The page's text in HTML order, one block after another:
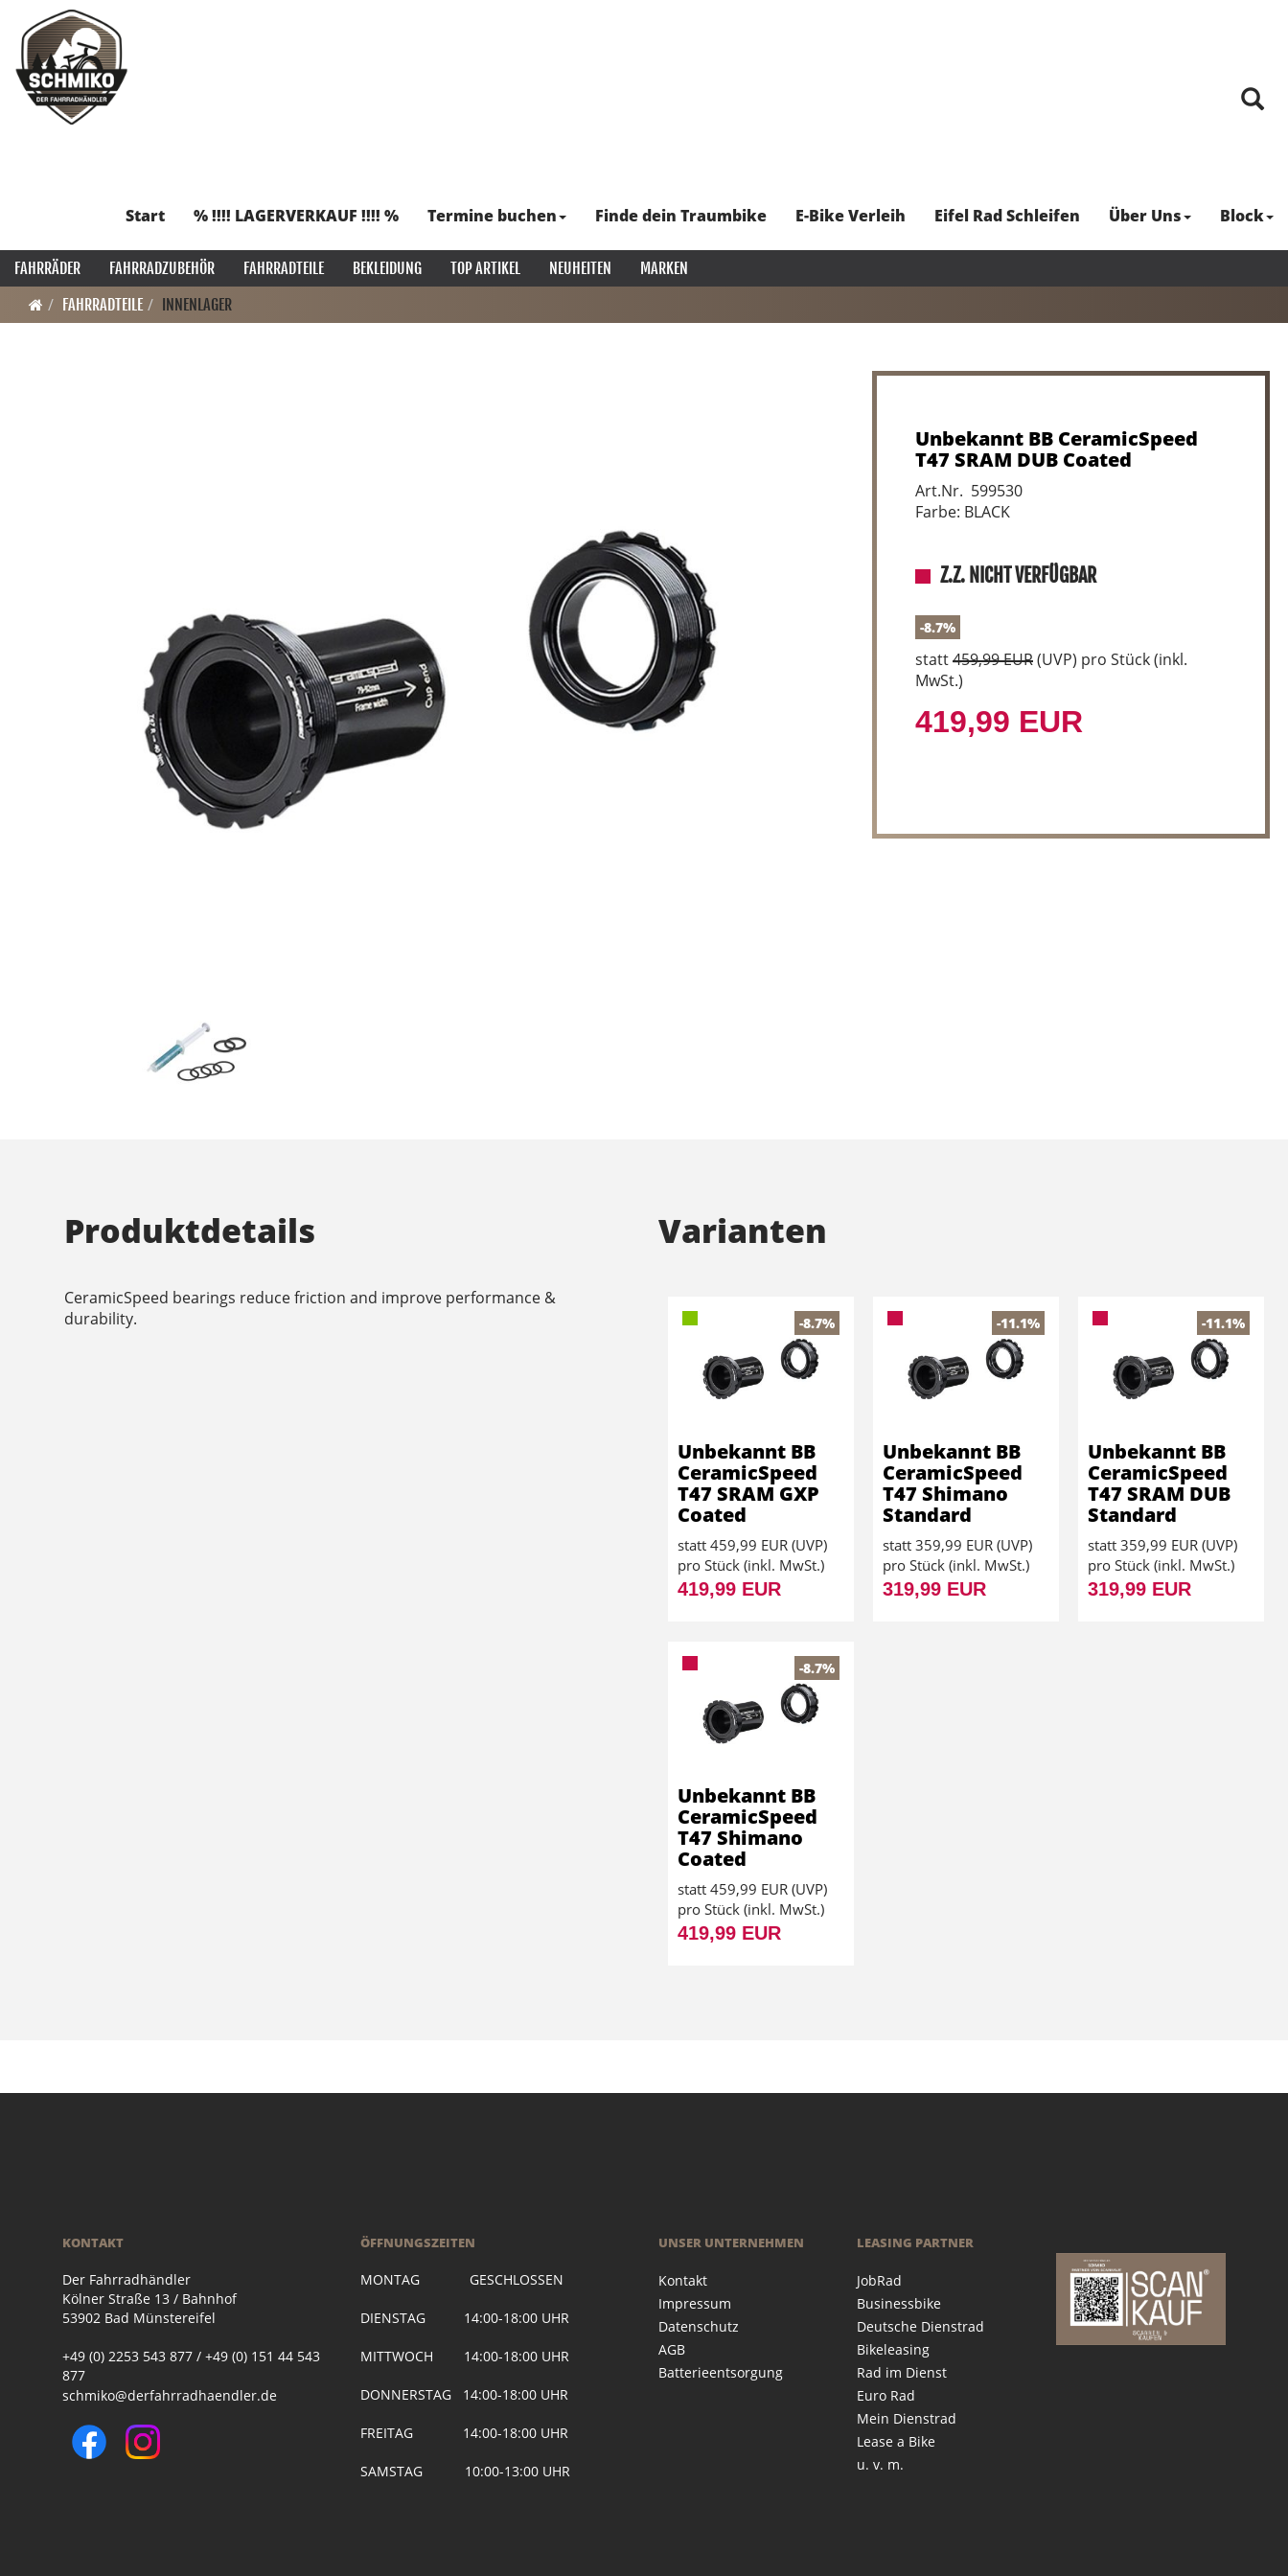
Start % !!!! LAGERVERKAUF !!!! % Termine buchen Finde dein Traumbike E-Bike Verleih Eifel Rad Schleifen Über Uns Block
FAHRRÄDER FAHRRADZUBEHÖR FAHRRADTEILE BEKLEIDUNG TOP ARTIKEL NEUHEITEN
MARKEN
FAHRRADTEILE
INNENLAGER
Unbekannt BB CeramicSpeed
T47 SRAM DUB Coated
Art.Nr. 599530
Farbe: BLACK
Z.Z. NICHT VERFÜGBAR
-8.7%
statt459,99 EUR(UVP) pro Stück (inkl.
MwSt.)
419,99 EUR
Produktdetails
CeramicSpeed bearings reduce friction and improve performance &
durability.
Varianten
-8.7%
Unbekannt BB
CeramicSpeed
T47 SRAM GXP
Coated
statt 459,99 EUR (UVP)
pro Stück (inkl. MwSt.)
419,99 EUR
-11.1%
Unbekannt BB
CeramicSpeed
T47 Shimano
Standard
statt 359,99 EUR (UVP)
pro Stück (inkl. MwSt.)
319,99 EUR
-11.1%
Unbekannt BB
CeramicSpeed
T47 SRAM DUB
Standard
statt 359,99 EUR (UVP)
pro Stück (inkl. MwSt.)
319,99 EUR
-8.7%
Unbekannt BB
CeramicSpeed
T47 Shimano
Coated
statt 459,99 EUR (UVP)
pro Stück (inkl. MwSt.)
419,99 EUR
KONTAKT
Der Fahrradhändler
Kölner Straße 13 / Bahnhof
53902 Bad Münstereifel
+49 (0) 2253 543 877 / +49 (0) 151 44 543
877
schmiko@derfahrradhaendler.de
ÖFFNUNGSZEITEN
MONTAG GESCHLOSSEN
DIENSTAG 14:00-18:00 UHR
MITTWOCH 14:00-18:00 UHR
DONNERSTAG 14:00-18:00 UHR
FREITAG 14:00-18:00 UHR
SAMSTAG 10:00-13:00 UHR
UNSER UNTERNEHMEN
Kontakt
Impressum
Datenschutz
AGB
Batterieentsorgung
LEASING PARTNER
JobRad
Businessbike
Deutsche Dienstrad
Bikeleasing
Rad im Dienst
Euro Rad
Mein Dienstrad
Lease a Bike
u. v. m.